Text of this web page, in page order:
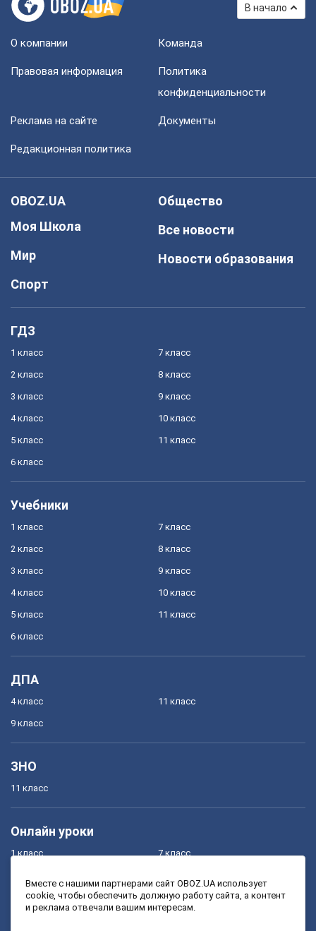
В начало
О компании Команда
Правовая информация
Политика
конфиденциальности
Реклама на сайте Документы
Редакционная политика
OBOZ.UA
Моя Школа
Мир
Спорт
Общество
Все новости
Новости образования
ГДЗ
1 класс
2 класс
3 класс
4 класс
5 класс
6 класс
7 класс
8 класс
9 класс
10 класс
11 класс
Учебники
1 класс
2 класс
3 класс
4 класс
5 класс
6 класс
7 класс
8 класс
9 класс
10 класс
11 класс
ДПА
4 класс
9 класс
11 класс
ЗНО
11 класс
Онлайн уроки
1 класс
3 класс
7 класс
9 класс
Вместе с нашими партнерами сайт OBOZ.UA использует
cookie, чтобы обеспечить должную работу сайта, а контент
и реклама отвечали вашим интересам.